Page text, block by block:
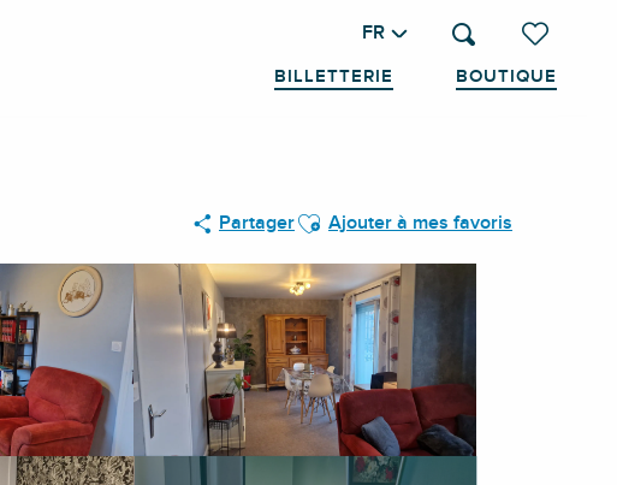
Voir les
Recherche
FR
BILLETTERIE BOUTIQUE
PartagerAjouter aux favoris
Ajouter à mes favoris